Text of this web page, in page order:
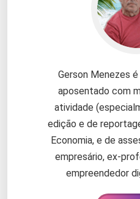
Gerson Menezes
aposentado com
atividade
edição e de
Economia, e de
empresário, ex-
empreendedor